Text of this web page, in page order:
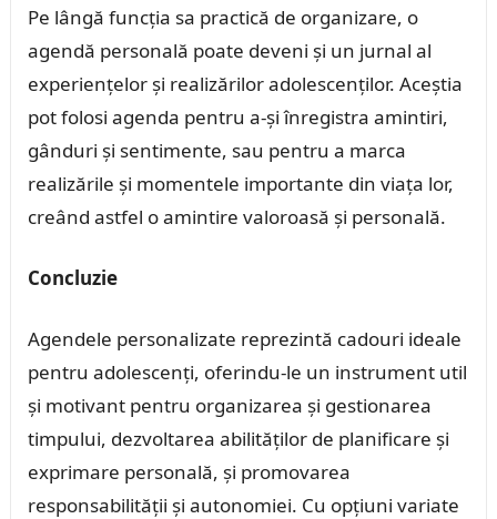
Pe lângă funcția sa practică de organizare, o
agendă personală poate deveni și un jurnal al
experiențelor și realizărilor adolescenților. Aceștia
pot folosi agenda pentru a-și înregistra amintiri,
gânduri și sentimente, sau pentru a marca
realizările și momentele importante din viața lor,
creând astfel o amintire valoroasă și personală.
Concluzie
Agendele personalizate reprezintă cadouri ideale
pentru adolescenți, oferindu-le un instrument util
și motivant pentru organizarea și gestionarea
timpului, dezvoltarea abilităților de planificare și
exprimare personală, și promovarea
responsabilității și autonomiei. Cu opțiuni variate